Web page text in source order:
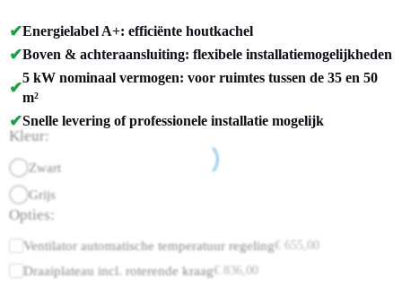
✔Energielabel A+: efficiënte houtkachel
✔Boven & achteraansluiting: flexibele installatiemogelijkheden
✔
5 kW nominaal vermogen: voor ruimtes tussen de 35 en 50
m²
✔Snelle levering of professionele installatie mogelijk
Kleur:
Zwart
Grijs
Opties:
Ventilator automatische temperatuur regeling€ 655,00
Draaiplateau incl. roterende kraag€ 836,00